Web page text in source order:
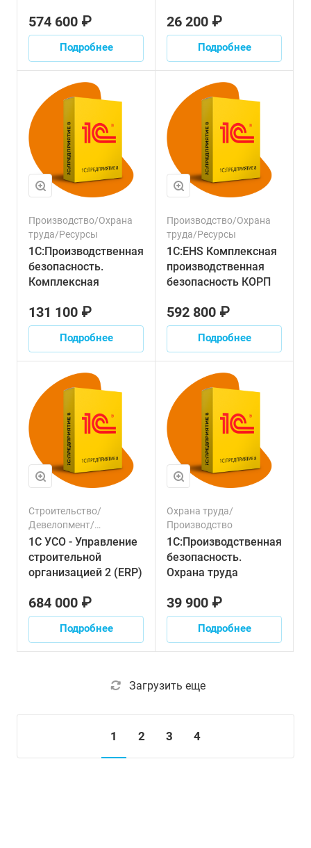
574 600 ₽
Подробнее
26 200 ₽
Подробнее
Производство/Охрана
труда/Ресурсы
1С:Производственная
безопасность.
Комплексная
131 100 ₽
Подробнее
Производство/Охрана
труда/Ресурсы
1С:EHS Комплексная
производственная
безопасность КОРП
592 800 ₽
Подробнее
Строительство/
Девелопмент/
Финансовый сектор/
Производство/
Управленческий учет
1С УСО - Управление
строительной
организацией 2 (ERP)
684 000 ₽
Подробнее
Охрана труда/
Производство
1С:Производственная
безопасность.
Охрана труда
39 900 ₽
Подробнее
Загрузить еще
1 2 3 4